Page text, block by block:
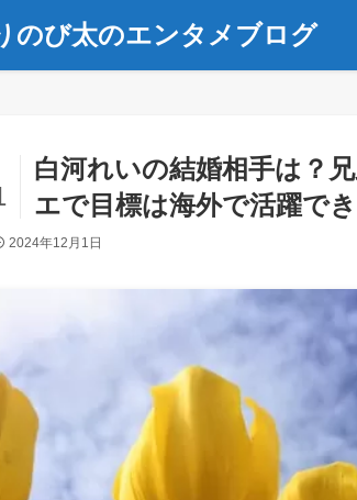
のび太のエンタメブログ
白河れいの結婚相手は？
エで目標は海外で活躍で
2024年12月1日